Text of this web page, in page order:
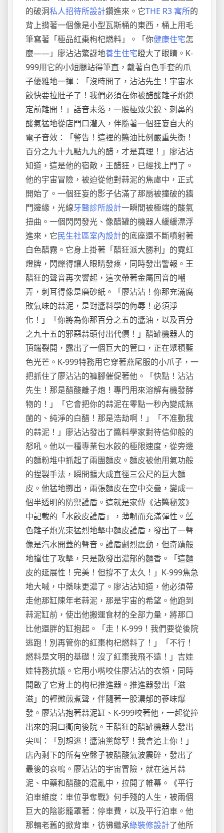
的破洞私人招待所設計鑽進來。它THE R3 寓所的
背上揹著一個像是小型瓦斯桶的東西，桶上用毛
筆寫著「極品紅棗枸杞燃料」。「你健康住宅怎
麼——」廖沾沾驚訝地養生住宅瞪大了眼睛。K-
999用它的小短腿站得筆直，戴著白色手套的爪
子優雅地一揮：「沒時間了，沾沾先生！宇宙水
餃快要拉肚子了！我們必須在你被醋酸離子炮鎖
定前離開！」話音未落，一股極致尖銳、刺鼻的
酸氣猛地從店門口灌入，伴隨著一個狂妄自大的
電子音效：「警告！這裡的醬油比例嚴重失衡！
百分之九十九點九九的醋，才是真理！」廖沾沾
知道，這是他的宿敵，王醋狂，已經找上門了。
他的宇宙冒險，被迫從他對蒜泥的焦慮中，正式
開始了。一個狂妄的影子佔滿了那扇被撞破的牆
門邊緣，光線牙醫診所設計一瞬間被極端的酸氣
扭曲。一個閃閃發光、像醋罐的機器人緩緩漂浮
進來，它民生社區室內設計的底座還不斷噴射著
白色醋霧。它身上掛著「醋狂派大勝利」的霓虹
燈牌，閃爍得讓人眼睛發疼，同時發出警報。王
醋狂的聲音再次響起，這次帶著金屬回音的嘲
弄，刺耳得像是磨砂紙。「廖沾沾！你那充滿腐
敗氣味的蒜泥，是對醬料學的侮辱！必須淨
化！」「你將為你那百分之五的醬油，以及百分
之九十五的邪惡蒜頭付出代價！」醋罐機器人的
頂端裂開，露出了一個巨大的管口，正在聚積藍
色光芒。K-999特務用它穿著燕尾服的小爪子，一
把抓住了廖沾沾的褲腳催促著他。「快點！沾沾
先生！那是醋酸離子炮！專門用來溶解有機發酵
物的！」「它會把你的蒜泥在零點一秒內變成無
菌的、純淨的白醋！那是浩劫啊！」「不准動我
的蒜泥！」廖沾沾發出了醬料學家對待信仰般的
怒吼。他以一種專業包水餃的極限速度，從旁邊
的麵粉堆中抓起了兩團麵皮。麵皮被他用氣功般
的捏製手法，瞬間擴大成直徑三公尺的巨大麵
皮。他猛地擲出，兩張麵皮在空中交疊，變成一
個半透明的防禦護盾。這就是家傳《沾醬秘笈》
中記載的「水餃皮護盾」，薄韌而充滿彈性。藍
色離子炮光束猛烈地擊中麵皮護盾，發出了一聲
像是汽水開蓋的聲音。護盾劇烈震動，但奇蹟般
地擋住了攻擊，只是散發出濃郁的麵香。「這麵
皮的延展性！完美！但撐不了太久！」K-999焦急
地大喊，中藥味更濃了。廖沾沾知道，他必須帶
走他那缸陳年老蒜泥，那是宇宙的希望。他跑到
蒜泥缸前，使出他搬運食材的全部力量，將那口
比他還胖的缸抱起。「走！K-999！我們要從後院
逃跑！別再管你的紅棗枸杞燃料了！」「不行！
燃料是文明的基礎！沒了紅棗我飛不遠！」吉娃
娃特務抗議。它用小嘴咬住廖沾沾的衣領，同時
開啟了它背上的枸杞推進器。推進器發出「滋
滋」的輕微煎煮聲，伴隨著一股濃郁的蔘味爆
發。廖沾沾抱著蒜泥缸、K-999咬著他，一起從撞
出來的洞口衝向後院。王醋狂的醋罐機器人發出
尖叫：「別想逃！醬油黨餘孽！我會追上你！」
店內剩下的所有空盤子被醋酸氣波震碎，發出了
最後的哀鳴。廖沾沾的宇宙冒險，就在這片蒜
泥、中藥和醋酸的混亂中，拉開了帷幕。《平行
泊車維度：車位爭奪戰》何手殘的人生，被兩個
巨大的陰影籠罩著：停車費，以及平行泊車。他
那輛老舊的掀背車，彷彿繼承綠裝修設計了他所